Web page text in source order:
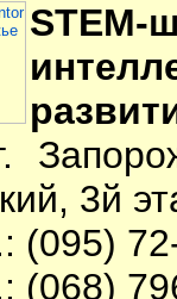
3й
(095)
(068)